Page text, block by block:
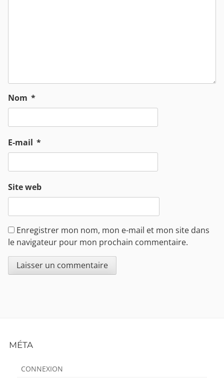
Nom *
E-mail *
Site web
Enregistrer mon nom, mon e-mail et mon site dans
le navigateur pour mon prochain commentaire.
Content
MÉTA
CONNEXION